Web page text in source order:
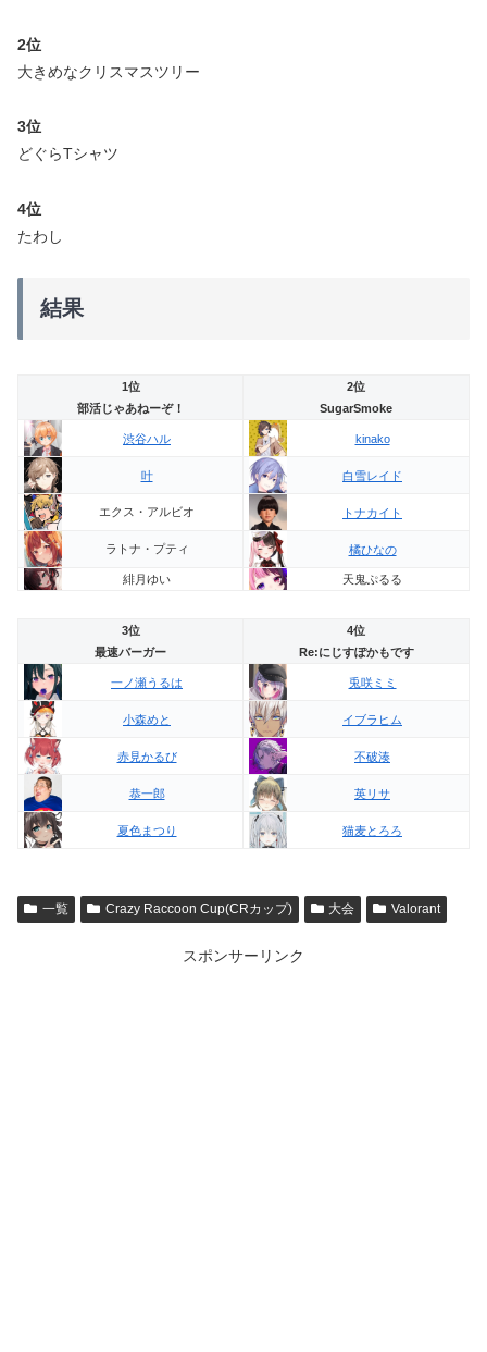
2位
大きめなクリスマスツリー
3位
どぐらTシャツ
4位
たわし
結果
1位
部活じゃあねーぞ！
2位
SugarSmoke
渋谷ハル kinako
叶 白雪レイド
エクス・アルビオ トナカイト
ラトナ・プティ 橘ひなの
緋月ゆい 天鬼ぷるる
3位
最速バーガー
4位
Re:にじすぽかもです
一ノ瀬うるは 兎咲ミミ
小森めと イブラヒム
赤見かるび 不破湊
恭一郎 英リサ
夏色まつり 猫麦とろろ
一覧 Crazy Raccoon Cup(CRカップ) 大会 Valorant
スポンサーリンク